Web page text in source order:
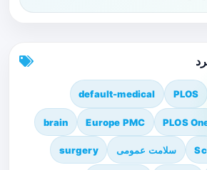
PLOS
default-medical
PLOS
Europe PMC
brain
سلامت عمومی surgery